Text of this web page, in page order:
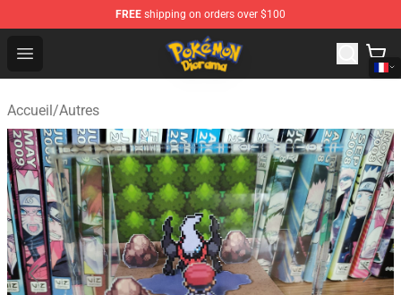
FREE shipping on orders over $100
Open menu
Pokemon Diorama Shop - The Best Store of Pokemon
Accueil/Autres